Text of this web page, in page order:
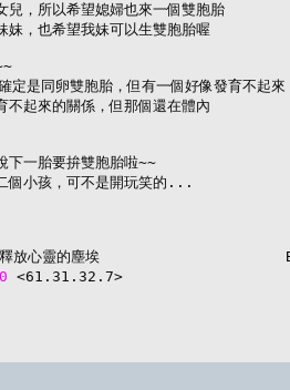
兒，所以希望媳婦也來一個雙胞胎
妹，也希望我妹可以生雙胞胎喔
定是同卵雙胞胎，但有一個好像發育不起來
不起來的關係，但那個還在體內
下一胎要拚雙胞胎啦~~
個小孩，可不是開玩笑的...
<61.31.32.7>